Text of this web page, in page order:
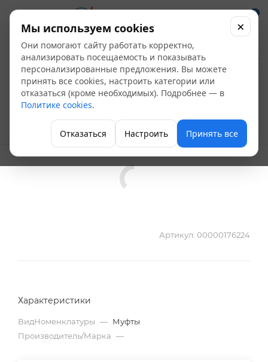
0
Муфта ПП
переходная НР/ВР Д
50х40
Полипропиленовые фитинги
Артикул: 00000176224
Характеристики
ВидНоменклатуры — Муфты
Производитель/Марка —
Мы используем cookies
Они помогают сайту работать корректно,
анализировать посещаемость и показывать
персонализированные предложения. Вы можете
принять все cookies, настроить категории или
отказаться (кроме необходимых). Подробнее — в
Политике cookies.
Отказаться Настроить Принять все
×